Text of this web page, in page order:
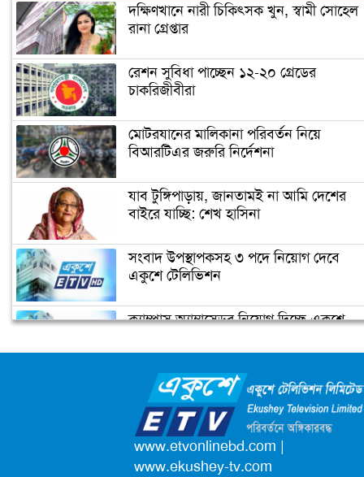
জিতেই প্রথম যে কাজটি করলেন বাইডেন
‘গ্রেফতার হতে পারেন ডোনাল্ড ট্রাম্প’
ইলেকট্রনিক পদ্ধতি ব্যবহার করা হয়েছে’
ফ্রান্সের মুসলিমদের আলটিমেটাম দিলেন
ম্যাক্রোঁ
কমলার ইতিহাস
দক্ষিণখানে নারী চিকিৎসক খুন, স্বামী সোহেল
রানা গ্রেপ্তার
রেশন সুবিধা পাচ্ছেন ১২-২০ গ্রেডের
চাকরিজীবীরা
মোটরযানের মালিকানা পরিবর্তন নিয়ে
বিআরটিএর জরুরি নির্দেশনা
যাব টুঙ্গিপাড়ায়, জানতামই না আমি দেশের
বাইরে যাচ্ছি: শেখ হাসিনা
সংবাদ উপস্থাপকসহ ৩ পদে নিয়োগ দেবে
একুশে টেলিভিশন
ক্যাম্পাস অ্যাম্বাসেডর নিয়োগ দিচ্ছে একুশে
জাতিসংঘের পরবর্তী মহাসচিব পদে
আলোচনায় ড. ইউনূস
পদোন্নতি পেয়ে সচিব হলেন ২ কর্মকর্তা
www.etvonlinebd.com |
www.ekushey-tv.com